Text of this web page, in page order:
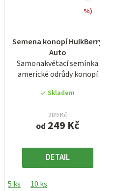
Semena konopí HulkBerry
Auto
Samonakvétací semínka
americké odrůdy konopí
odrůda...
hodnocení
produktu
je
4,2
z
hvězdiček.
Skladem
od 249 Kč
289 Kč
%)
DETAIL
5 ks 10 ks